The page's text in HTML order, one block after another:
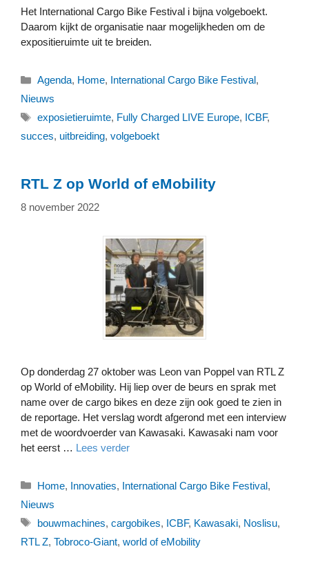
Het International Cargo Bike Festival i bijna volgeboekt.
Daarom kijkt de organisatie naar mogelijkheden om de
expositieruimte uit te breiden.
Categorieën
Agenda, Home, International Cargo Bike Festival,
Nieuws
Tags
exposietieruimte, Fully Charged LIVE Europe, ICBF,
succes, uitbreiding, volgeboekt
RTL Z op World of eMobility
8 november 2022
Op donderdag 27 oktober was Leon van Poppel van RTL Z
op World of eMobility. Hij liep over de beurs en sprak met
name over de cargo bikes en deze zijn ook goed te zien in
de reportage. Het verslag wordt afgerond met een interview
met de woordvoerder van Kawasaki. Kawasaki nam voor
het eerst … Lees verder
Categorieën
Home, Innovaties, International Cargo Bike Festival,
Nieuws
Tags
bouwmachines, cargobikes, ICBF, Kawasaki, Noslisu,
RTL Z, Tobroco-Giant, world of eMobility